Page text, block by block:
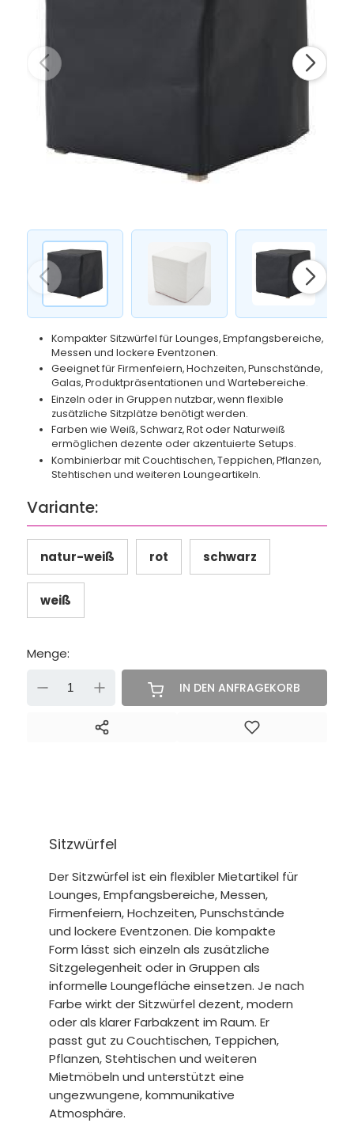
Kompakter Sitzwürfel für Lounges, Empfangsbereiche,
Messen und lockere Eventzonen.
Geeignet für Firmenfeiern, Hochzeiten, Punschstände,
Galas, Produktpräsentationen und Wartebereiche.
Einzeln oder in Gruppen nutzbar, wenn flexible
zusätzliche Sitzplätze benötigt werden.
Farben wie Weiß, Schwarz, Rot oder Naturweiß
ermöglichen dezente oder akzentuierte Setups.
Kombinierbar mit Couchtischen, Teppichen, Pflanzen,
Stehtischen und weiteren Loungeartikeln.
Variante:
natur-weiß rot schwarz
weiß
Menge:
IN DEN ANFRAGEKORB
Sitzwürfel
Der Sitzwürfel ist ein flexibler Mietartikel für
Lounges, Empfangsbereiche, Messen,
Firmenfeiern, Hochzeiten, Punschstände
und lockere Eventzonen. Die kompakte
Form lässt sich einzeln als zusätzliche
Sitzgelegenheit oder in Gruppen als
informelle Loungefläche einsetzen. Je nach
Farbe wirkt der Sitzwürfel dezent, modern
oder als klarer Farbakzent im Raum. Er
passt gut zu Couchtischen, Teppichen,
Pflanzen, Stehtischen und weiteren
Mietmöbeln und unterstützt eine
ungezwungene, kommunikative
Atmosphäre.